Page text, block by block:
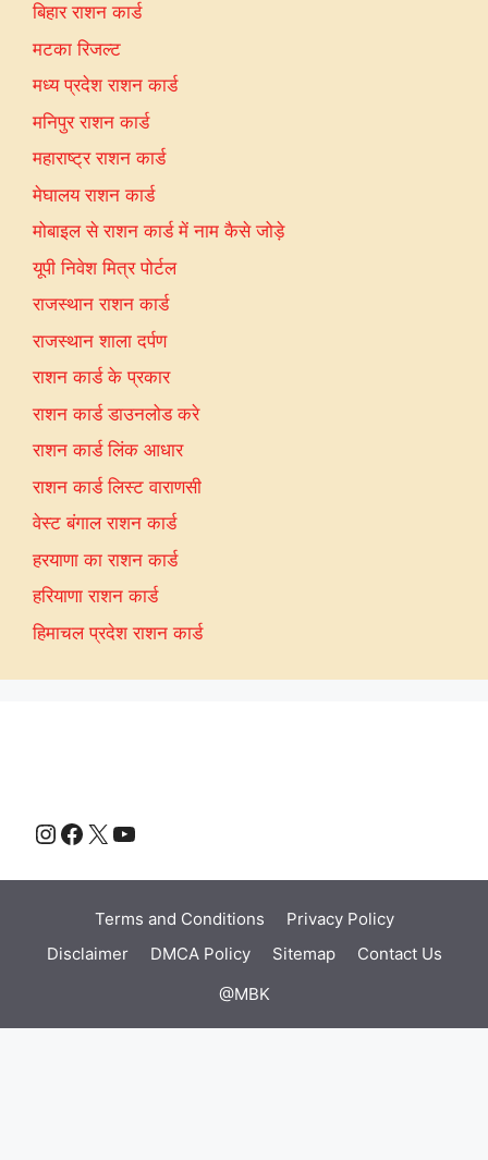
बिहार राशन कार्ड
मटका रिजल्ट
मध्य प्रदेश राशन कार्ड
मनिपुर राशन कार्ड
महाराष्ट्र राशन कार्ड
मेघालय राशन कार्ड
मोबाइल से राशन कार्ड में नाम कैसे जोड़े
यूपी निवेश मित्र पोर्टल
राजस्थान राशन कार्ड
राजस्थान शाला दर्पण
राशन कार्ड के प्रकार
राशन कार्ड डाउनलोड करे
राशन कार्ड लिंक आधार
राशन कार्ड लिस्ट वाराणसी
वेस्ट बंगाल राशन कार्ड
हरयाणा का राशन कार्ड
हरियाणा राशन कार्ड
हिमाचल प्रदेश राशन कार्ड
Instagram
Facebook
X YouTube
Terms and Conditions
Privacy Policy
Disclaimer
DMCA Policy Sitemap
Contact Us
@MBK